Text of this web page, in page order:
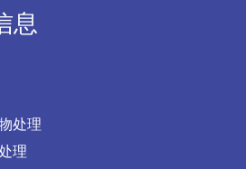
息
处理
理